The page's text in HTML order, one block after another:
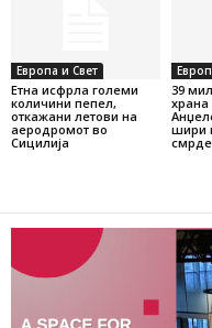
Европа и Свет
Етна исфрла големи
количини пепел,
откажани летови на
аеродромот во
Сицилија
39
храна
шири